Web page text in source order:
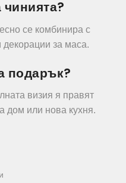
се комбинира с
декорации за маса.
подарък?
визия я правят
дом или нова кухня.